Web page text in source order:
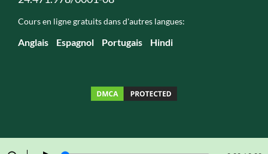
Cours en ligne gratuits dans d'autres langues:
Anglais Espagnol Portugais Hindi